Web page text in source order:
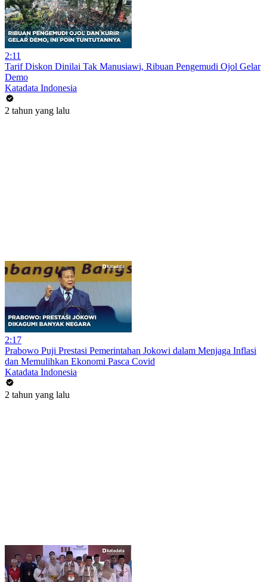
2:11
Tarif Diskon Dinilai Tak Manusiawi, Ribuan Pengemudi Ojol Gelar
Demo
Katadata Indonesia
2 tahun yang lalu
2:17
Prabowo Puji Prestasi Pemerintahan Jokowi dalam Menjaga Inflasi
dan Memulihkan Ekonomi Pasca Covid
Katadata Indonesia
2 tahun yang lalu